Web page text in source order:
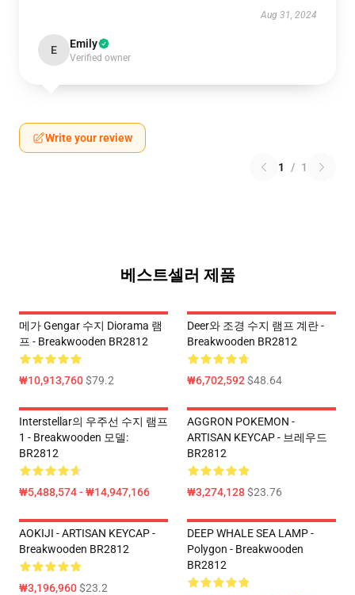
Aug 31, 2024
E Emily
Verified owner
Write your review
1 / 1
베스트셀러 제품
메가 Gengar 수지 Diorama 램
프 - Breakwooden BR2812
₩10,913,760$79.2
Deer와 조경 수지 램프 계란 -
Breakwooden BR2812
₩6,702,592$48.64
Interstellar의 우주선 수지 램프
1 - Breakwooden 모델:
BR2812
₩5,488,574 - ₩14,947,166
AGGRON POKEMON -
ARTISAN KEYCAP - 브레우드
BR2812
₩3,274,128$23.76
AOKIJI - ARTISAN KEYCAP -
Breakwooden BR2812
₩3,196,960$23.2
DEEP WHALE SEA LAMP -
Polygon - Breakwooden
BR2812